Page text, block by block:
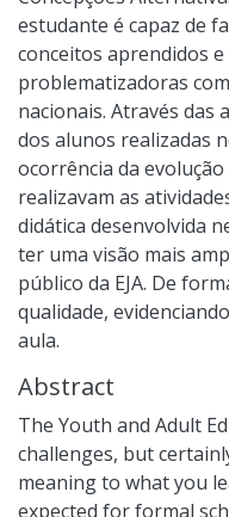
estudante é capaz de
conceitos aprendidos
problematizadoras
nacionais. Através das
dos alunos realizadas
ocorrência da
realizavam as
didática desenvolvida
ter uma visão mais
público da EJA. De
qualidade,
aula.
Abstract
The Youth and Adult
challenges, but
meaning to what you
expected for formal